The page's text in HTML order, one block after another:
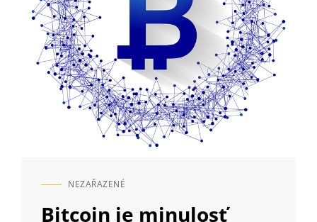
CAT
NEZAŘAZENÉ
Bitcoin je minulosť